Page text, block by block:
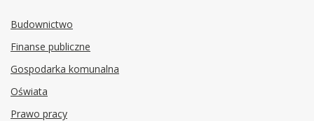
Budownictwo
Finanse publiczne
Gospodarka komunalna
Oświata
Prawo pracy